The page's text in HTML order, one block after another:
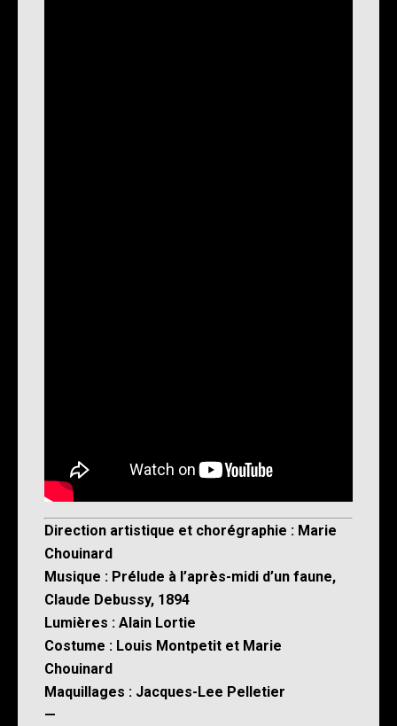
Direction artistique et chorégraphie : Marie
Chouinard
Musique : Prélude à l’après-midi d’un faune,
Claude Debussy, 1894
Lumières : Alain Lortie
Costume : Louis Montpetit et Marie
Chouinard
Maquillages : Jacques-Lee Pelletier
—